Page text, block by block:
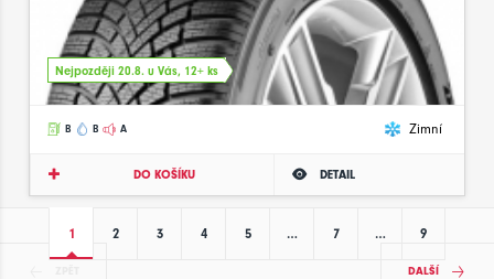
Nejpozději 20.8. u Vás, 12+ ks
B B A Zimní
DO KOŠÍKU DETAIL
1 2 3 4 5 … 7 … 9
DALŠÍ